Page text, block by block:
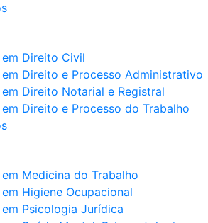
Direito Civil
Direito e Processo Administrativo
Direito Notarial e Registral
Direito e Processo do Trabalho
Medicina do Trabalho
Higiene Ocupacional
Psicologia Jurídica